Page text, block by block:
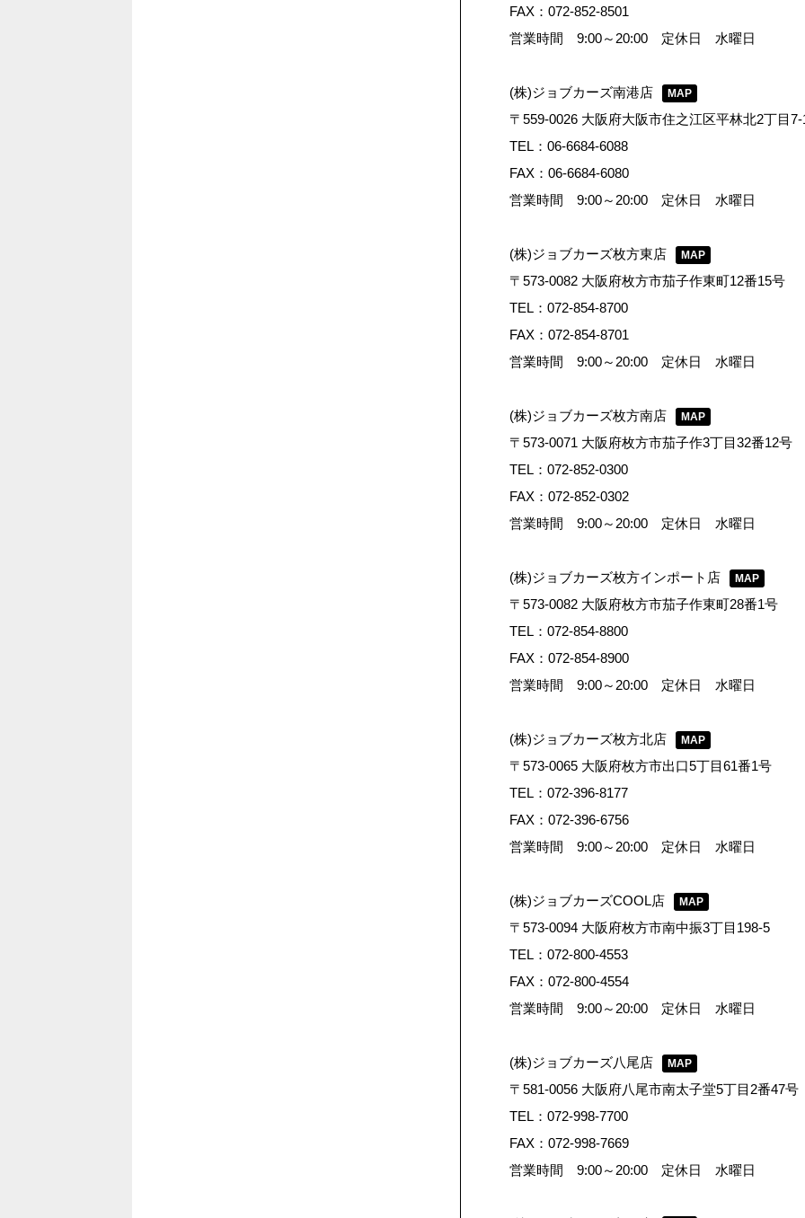
FAX：072-852-8501
営業時間 9:00～20:00 定休日 水曜日
(株)ジョブカーズ南港店 MAP
〒559-0026 大阪府大阪市住之江区平林北2丁目7-
TEL：06-6684-6088
FAX：06-6684-6080
営業時間 9:00～20:00 定休日 水曜日
(株)ジョブカーズ枚方東店 MAP
〒573-0082 大阪府枚方市茄子作東町12番15号
TEL：072-854-8700
FAX：072-854-8701
営業時間 9:00～20:00 定休日 水曜日
(株)ジョブカーズ枚方南店 MAP
〒573-0071 大阪府枚方市茄子作3丁目32番12号
TEL：072-852-0300
FAX：072-852-0302
営業時間 9:00～20:00 定休日 水曜日
(株)ジョブカーズ枚方インポート店 MAP
〒573-0082 大阪府枚方市茄子作東町28番1号
TEL：072-854-8800
FAX：072-854-8900
営業時間 9:00～20:00 定休日 水曜日
(株)ジョブカーズ枚方北店 MAP
〒573-0065 大阪府枚方市出口5丁目61番1号
TEL：072-396-8177
FAX：072-396-6756
営業時間 9:00～20:00 定休日 水曜日
(株)ジョブカーズCOOL店 MAP
〒573-0094 大阪府枚方市南中振3丁目198-5
TEL：072-800-4553
FAX：072-800-4554
営業時間 9:00～20:00 定休日 水曜日
(株)ジョブカーズ八尾店 MAP
〒581-0056 大阪府八尾市南太子堂5丁目2番47号
TEL：072-998-7700
FAX：072-998-7669
営業時間 9:00～20:00 定休日 水曜日